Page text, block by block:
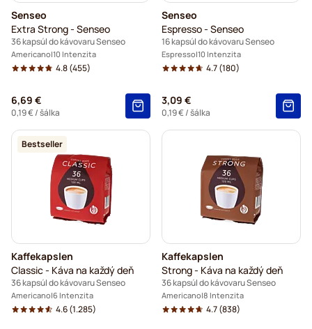
Senseo
Extra Strong - Senseo
36 kapsúl do kávovaru Senseo
Americano 10 Intenzita
4.8(455)
6,69 €
0,19 €/ šálka
Senseo
Espresso - Senseo
16 kapsúl do kávovaru Senseo
Espresso 10 Intenzita
4.7(180)
3,09 €
0,19 €/ šálka
Bestseller
Kaffekapslen
Classic - Káva na každý deň
36 kapsúl do kávovaru Senseo
Americano 6 Intenzita
4.6(1.285)
Kaffekapslen
Strong - Káva na každý deň
36 kapsúl do kávovaru Senseo
Americano 8 Intenzita
4.7(838)